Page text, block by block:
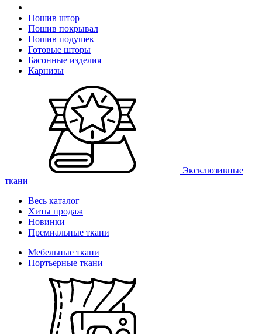
Пошив штор
Пошив покрывал
Пошив подушек
Готовые шторы
Басонные изделия
Карнизы
Эксклюзивные
ткани
Весь каталог
Хиты продаж
Новинки
Премиальные ткани
Мебельные ткани
Портьерные ткани